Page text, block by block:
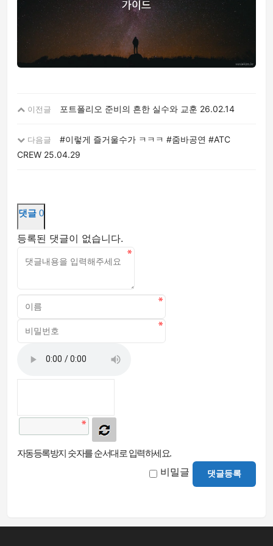
이전글 포트폴리오 준비의 흔한 실수와 교훈 26.02.14
다음글
#이렇게 즐거울수가 ㅋㅋㅋ #줌바공연 #ATC
CREW 25.04.29
댓글 0
등록된 댓글이 없습니다.
자동등록방지 숫자를 순서대로 입력하세요.
비밀글 댓글등록